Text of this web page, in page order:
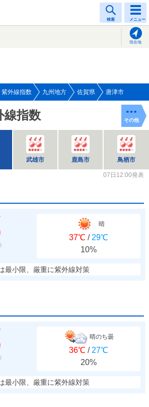
検索 メニュー
現在地
紫外線指数 九州地方 佐賀県 唐津市
線指数
武雄市 鹿島市 鳥栖市
その他
07日12:00発表
晴
37℃ / 29℃
10%
最小限、厳重に紫外線対策
晴のち曇
36℃ / 27℃
20%
最小限、厳重に紫外線対策